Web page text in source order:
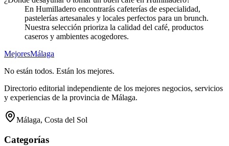
En Humilladero encontrarás cafeterías de especialidad,
pastelerías artesanales y locales perfectos para un brunch.
Nuestra selección prioriza la calidad del café, productos
caseros y ambientes acogedores.
MejoresMálaga
No están todos. Están los mejores.
Directorio editorial independiente de los mejores negocios, servicios
y experiencias de la provincia de Málaga.
Málaga, Costa del Sol
Categorías